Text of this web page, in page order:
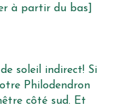
à partir du bas]
soleil indirect! Si
Philodendron
côté sud. Et